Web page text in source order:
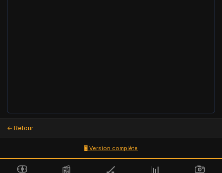
← Retour
🖥 Version complète
📰 🏒 📊